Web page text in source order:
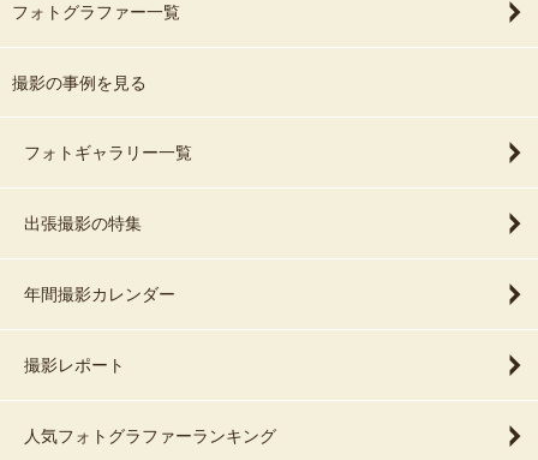
フォトグラファー一覧
撮影の事例を見る
フォトギャラリー一覧
出張撮影の特集
年間撮影カレンダー
撮影レポート
人気フォトグラファーランキング